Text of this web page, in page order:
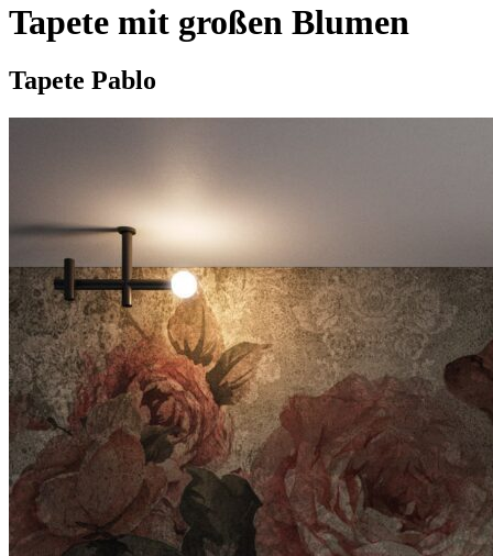
Tapete mit großen Blumen
Tapete Pablo